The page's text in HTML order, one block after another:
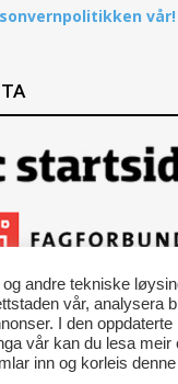
vår!
andre tekniske
vår, analysera
I den oppdaterte
vår kan du lesa meir
inn og korleis